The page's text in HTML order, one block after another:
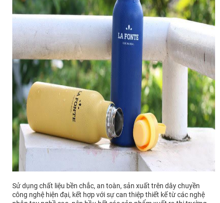
Sử dụng chất liệu bền chắc, an toàn, sản xuất trên dây chuyền
công nghệ hiện đại, kết hợp với sự can thiệp thiết kế từ các nghệ